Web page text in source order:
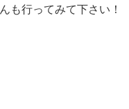
も行ってみて下さい！